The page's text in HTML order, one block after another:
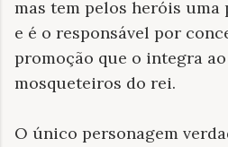
mas tem pelos heróis
e é o responsável por
promoção que o integra
mosqueteiros do rei.
O único personagem